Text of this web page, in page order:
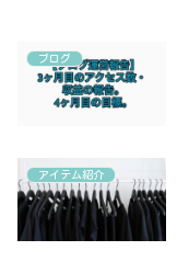
ブログ
アイテム紹介